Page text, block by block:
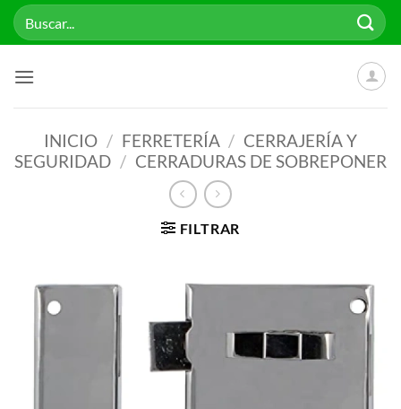
Saltar
Buscar
por:
INICIO / FERRETERÍA / CERRAJERÍA Y
SEGURIDAD / CERRADURAS DE SOBREPONER
FILTRAR